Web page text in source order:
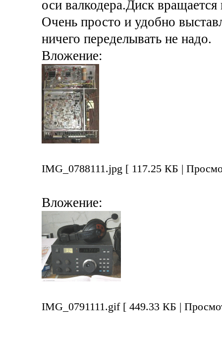
оси валкодера.Диск
Очень просто и удобно
ничего переделывать не надо.
Вложение:
IMG_0788111.jpg [ 117.25 КБ |
Вложение:
IMG_0791111.gif [ 449.33 КБ |